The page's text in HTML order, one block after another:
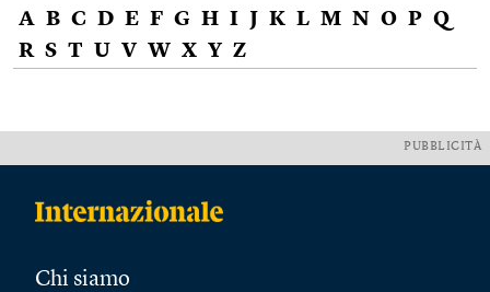
A B C D E F G H I J K L M N O P Q
R S T U V W X Y Z
PUBBLICITÀ
Chi siamo